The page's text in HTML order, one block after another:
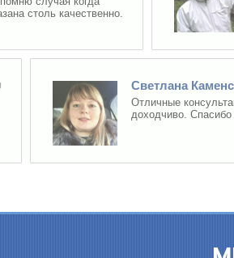
качественно.
Светлана Каменская
Отличные
доходчиво. Спасибо что